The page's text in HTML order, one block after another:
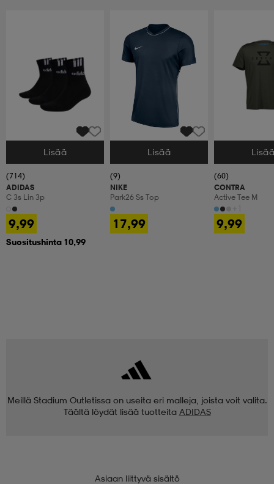
Valitse Koko
Lisää
(714)
ADIDAS
C 3s Lin 3p
9,99
Suositushinta 10,99
Valitse Koko
Lisää
(9)
NIKE
Park26 Ss Top
17,99
Valitse Koko
(60)
CONTRA
Active Tee M
9,99
Meillä Stadium Outletissa on useita eri malleja, joista voit valita.
Täältä löydät lisää tuotteita ADIDAS
Asiaan liittyvä sisältö